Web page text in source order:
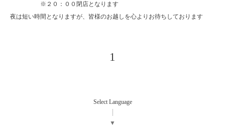
※２０：００閉店となります
夜は短い時間となりますが、皆様のお越しを心よりお待ちしております
1
Select Language
▼